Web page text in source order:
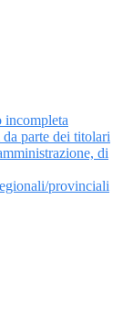
incompleta
parte dei titolari
di
provinciali